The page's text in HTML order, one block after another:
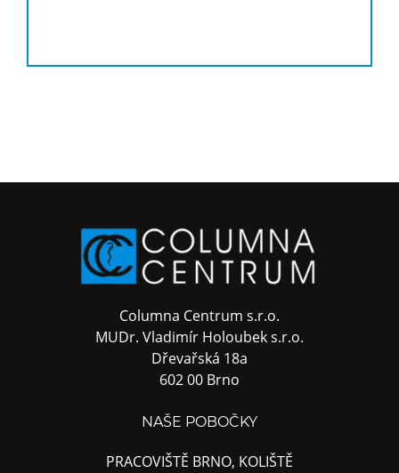
Columna Centrum s.r.o.
MUDr. Vladimír Holoubek s.r.o.
Dřevařská 18a
602 00 Brno
NAŠE POBOČKY
PRACOVIŠTĚ BRNO, KOLIŠTĚ